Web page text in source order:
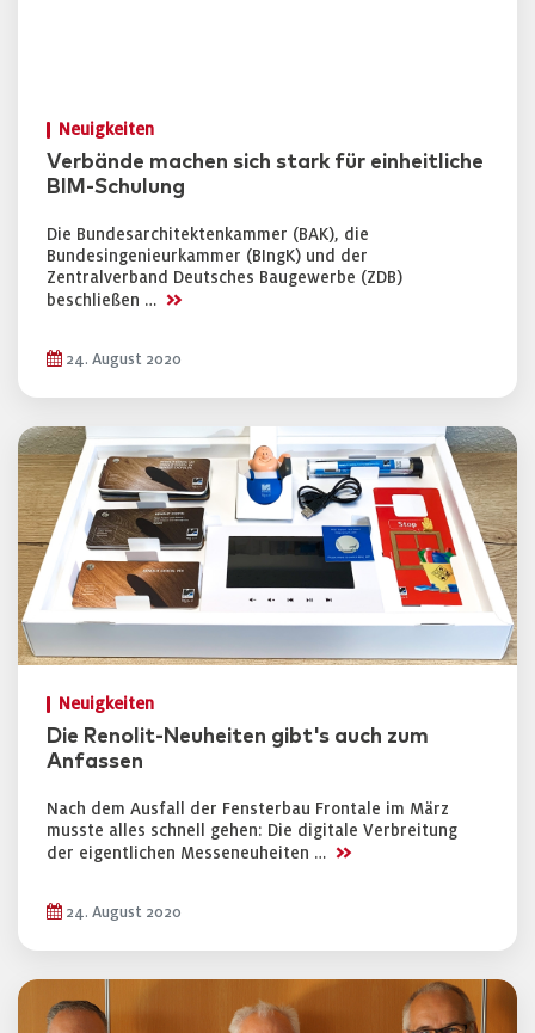
Neuigkeiten
Verbände machen sich stark für einheitliche
BIM-Schulung
Die Bundesarchitektenkammer (BAK), die
Bundesingenieurkammer (BIngK) und der
Zentralverband Deutsches Baugewerbe (ZDB)
beschließen … >>
24. August 2020
Neuigkeiten
Die Renolit-Neuheiten gibt's auch zum
Anfassen
Nach dem Ausfall der Fensterbau Frontale im März
musste alles schnell gehen: Die digitale Verbreitung
der eigentlichen Messeneuheiten … >>
24. August 2020